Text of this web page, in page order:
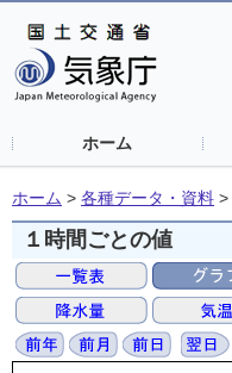
ホーム
ホーム > 各種データ・資料 >
１時間ごとの値